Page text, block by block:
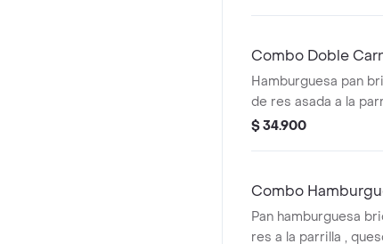
Combo Doble
Hamburguesa pan
de res asada a la
queso, lechuga,
$ 34.900
Combo
Pan hamburguesa
res a la parrilla ,